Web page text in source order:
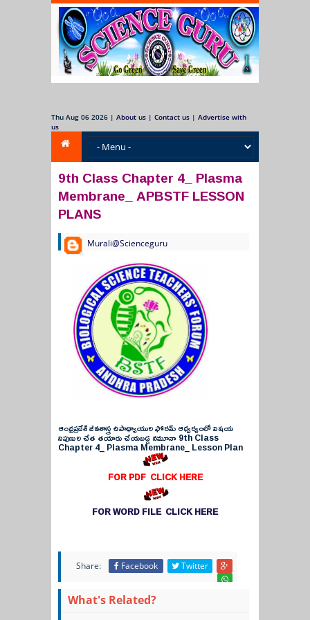
Thu Aug 06 2026 | About us | Contact us | Advertise with
us
9th Class Chapter 4_ Plasma
Membrane_ APBSTF LESSON
PLANS
Murali@Scienceguru
ఆంధ్రప్రదేశ్ జీవశాస్త్ర ఉపాధ్యాయుల ఫోరమ్ ఆధ్వర్యంలో విషయ
నిపుణుల చేత తయారు చేయబడ్డ నమూనా 9th Class
Chapter 4_ Plasma Membrane_ Lesson Plan
FOR PDF CLICK HERE
FOR WORD FILE CLICK HERE
Share: Facebook Twitter
What's Related?